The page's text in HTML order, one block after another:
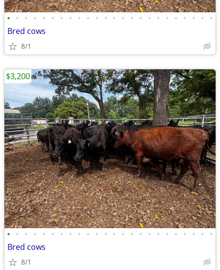
• • • • • • • • • • • • • • • • • • • • • • • •
Bred cows
8/1
• • • • • • • • • • • • • • • • • • • • • • • •
Bred cows
8/1
$3,200